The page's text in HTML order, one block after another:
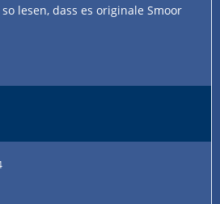
lesen, dass es originale Smoor